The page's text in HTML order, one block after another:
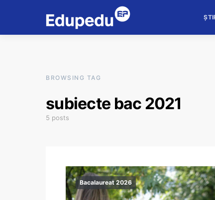
BROWSING TAG
subiecte bac 2021
5 posts
Bacalaureat 2026